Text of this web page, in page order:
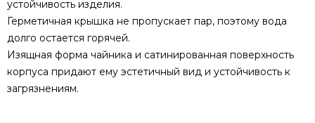
устойчивость изделия.
Герметичная крышка не пропускает пар, поэтому вода
долго остается горячей.
Изящная форма чайника и сатинированная поверхность
корпуса придают ему эстетичный вид и устойчивость к
загрязнениям.